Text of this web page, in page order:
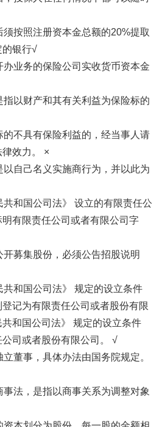
按照注册资本金总额的20%提取
银行√
办业务的保险公司实收货币资本金
指以财产和其有关利益为保险标的
不具有保险利益的，经当事人请
效力。 ×
自己名义实施商行为，并以此为
和国公司法》 设立的有限责任公
有限责任公司或者有限公司字
募集股份，必须公告招股说明
和国公司法》 规定的设立条件
记为有限责任公司或者股份有限
和国公司法》 规定的设立条件
司或者股份有限公司。 √
董事，具体办法由国务院规定。
法，是指以商事关系为调整对象